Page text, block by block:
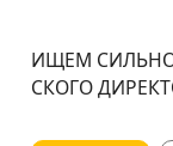
ИЩЕМ
СКОГО